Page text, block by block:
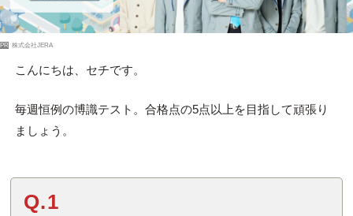
PR 株式会社JERA
こんにちは、セチです。
毎週恒例の博識テスト。合格点の5点以上を目指して頑張り
ましょう。
Q.1